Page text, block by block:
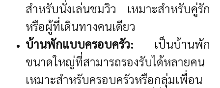
สำหรับนั่งเล่นชมวิว เหมาะสำหรับคู่รัก
หรือผู้ที่เดินทางคนเดียว
บ้านพักแบบครอบครัว: เป็นบ้านพัก
ขนาดใหญ่ที่สามารถรองรับได้หลายคน
เหมาะสำหรับครอบครัวหรือกลุ่มเพื่อน